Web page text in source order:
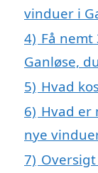
vinduer i
4) Få
Ganløse,
5) Hvad
6) Hvad er
nye
7)